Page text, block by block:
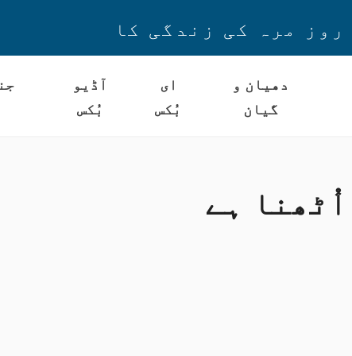
روز مرہ کی زندگی کا
دھیان و
گیان
ای
بُکس
آڈیو
بُکس
ہے